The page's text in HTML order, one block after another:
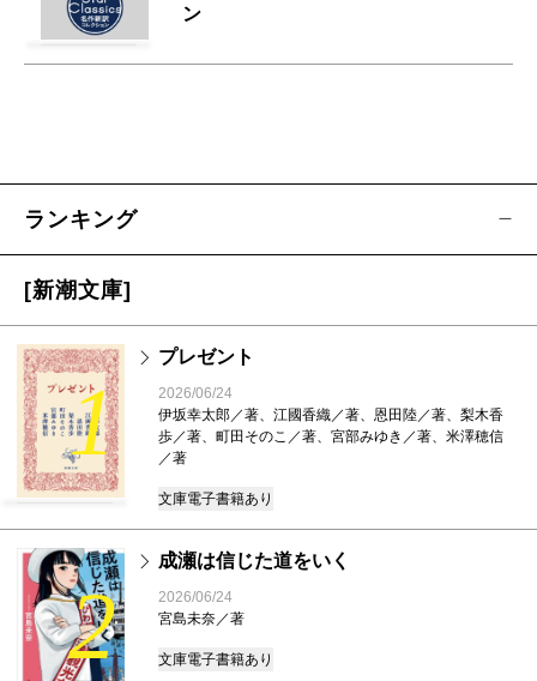
ン
ランキング
[新潮文庫]
1
プレゼント
2026/06/24
伊坂幸太郎／著、江國香織／著、恩田陸／著、梨木香
歩／著、町田そのこ／著、宮部みゆき／著、米澤穂信
／著
文庫電子書籍あり
2
成瀬は信じた道をいく
2026/06/24
宮島未奈／著
文庫電子書籍あり